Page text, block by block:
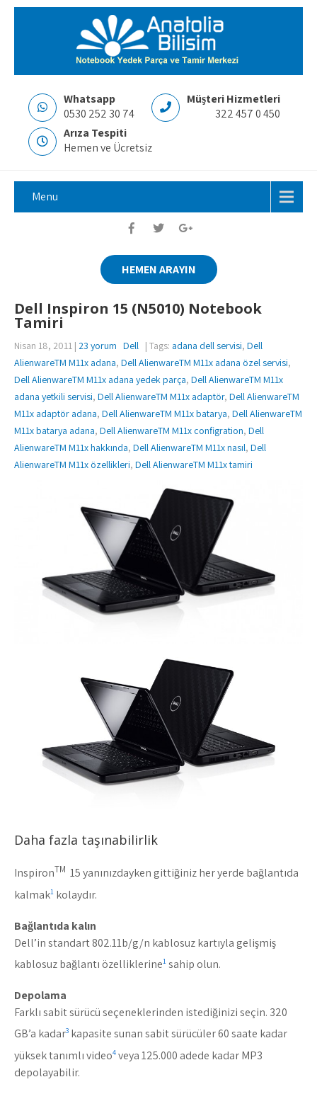
Whatsapp
0530 252 30 74
Müşteri Hizmetleri
322 457 0 450
Arıza Tespiti
Hemen ve Ücretsiz
Menu
HEMEN ARAYIN
Dell Inspiron 15 (N5010) Notebook
Tamiri
Nisan 18, 2011 | 23 yorum Dell | Tags: adana dell servisi, Dell
AlienwareTM M11x adana, Dell AlienwareTM M11x adana özel servisi,
Dell AlienwareTM M11x adana yedek parça, Dell AlienwareTM M11x
adana yetkili servisi, Dell AlienwareTM M11x adaptör, Dell AlienwareTM
M11x adaptör adana, Dell AlienwareTM M11x batarya, Dell AlienwareTM
M11x batarya adana, Dell AlienwareTM M11x configration, Dell
AlienwareTM M11x hakkında, Dell AlienwareTM M11x nasıl, Dell
AlienwareTM M11x özellikleri, Dell AlienwareTM M11x tamiri
Daha fazla taşınabilirlik
InspironTM 15 yanınızdayken gittiğiniz her yerde bağlantıda
kalmak1 kolaydır.
Bağlantıda kalın
Dell’in standart 802.11b/g/n kablosuz kartıyla gelişmiş
kablosuz bağlantı özelliklerine1 sahip olun.
Depolama
Farklı sabit sürücü seçeneklerinden istediğinizi seçin. 320
GB’a kadar3 kapasite sunan sabit sürücüler 60 saate kadar
yüksek tanımlı video4 veya 125.000 adede kadar MP3
depolayabilir.